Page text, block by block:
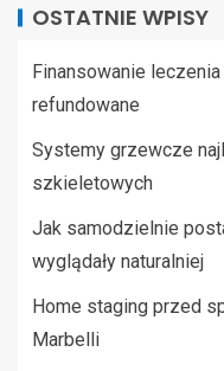
OSTATNIE WPISY
Finansowanie
refundowane
Systemy grzewcze
szkieletowych
Jak samodzielnie
wyglądały naturalniej
Home staging przed
Marbelli